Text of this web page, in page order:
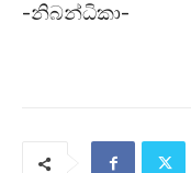
-නිබන්ධිකා-